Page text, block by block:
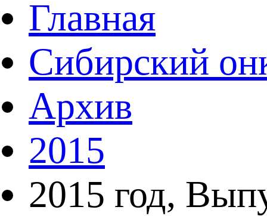
Главная
Сибирский
Архив
2015
2015 год,